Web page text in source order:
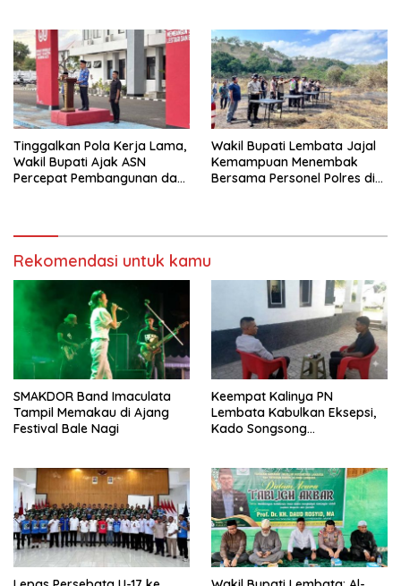
Tinggalkan Pola Kerja Lama,
Wakil Bupati Ajak ASN
Percepat Pembangunan dan
Wakil Bupati Lembata Jajal
Kemampuan Menembak
Bersama Personel Polres di
Rekomendasi untuk kamu
SMAKDOR Band Imaculata
Tampil Memakau di Ajang
Festival Bale Nagi
Keempat Kalinya PN
Lembata Kabulkan Eksepsi,
Kado Songsong